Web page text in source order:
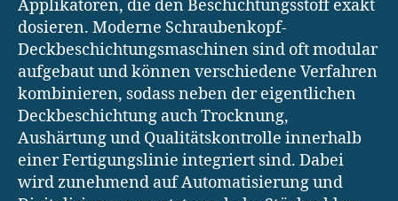
Applikatoren, die den Beschichtungsstoff exakt
dosieren. Moderne Schraubenkopf-
Deckbeschichtungsmaschinen sind oft modular
aufgebaut und können verschiedene Verfahren
kombinieren, sodass neben der eigentlichen
Deckbeschichtung auch Trocknung,
Aushärtung und Qualitätskontrolle innerhalb
einer Fertigungslinie integriert sind. Dabei
wird zunehmend auf Automatisierung und